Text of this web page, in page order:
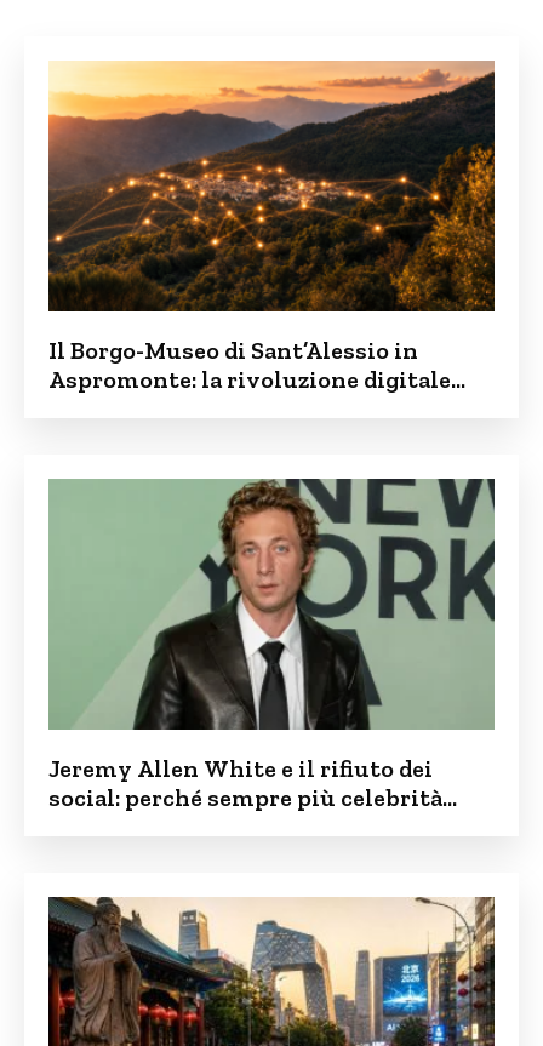
Il Borgo-Museo di Sant’Alessio in
Aspromonte: la rivoluzione digitale
Jeremy Allen White e il rifiuto dei
social: perché sempre più celebrità